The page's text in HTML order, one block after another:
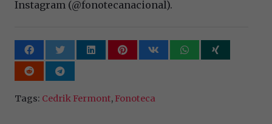
Instagram (@fonotecanacional).
Tags: Cedrik Fermont, Fonoteca